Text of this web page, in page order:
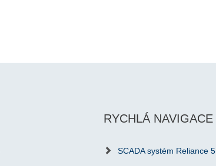
RYCHLÁ NAVIGACE
SCADA systém Reliance 5